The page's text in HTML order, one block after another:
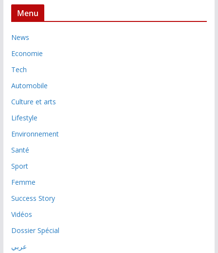
Menu
News
Economie
Tech
Automobile
Culture et arts
Lifestyle
Environnement
Santé
Sport
Femme
Success Story
Vidéos
Dossier Spécial
عربي